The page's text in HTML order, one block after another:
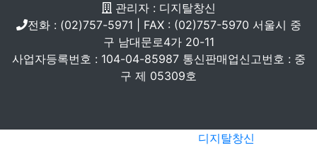
관리자 : 디지탈창신
전화 : (02)757-5971 | FAX : (02)757-5970 서울시 중
구 남대문로4가 20-11
사업자등록번호 : 104-04-85987 통신판매업신고번호 : 중
구 제 05309호
디지탈창신